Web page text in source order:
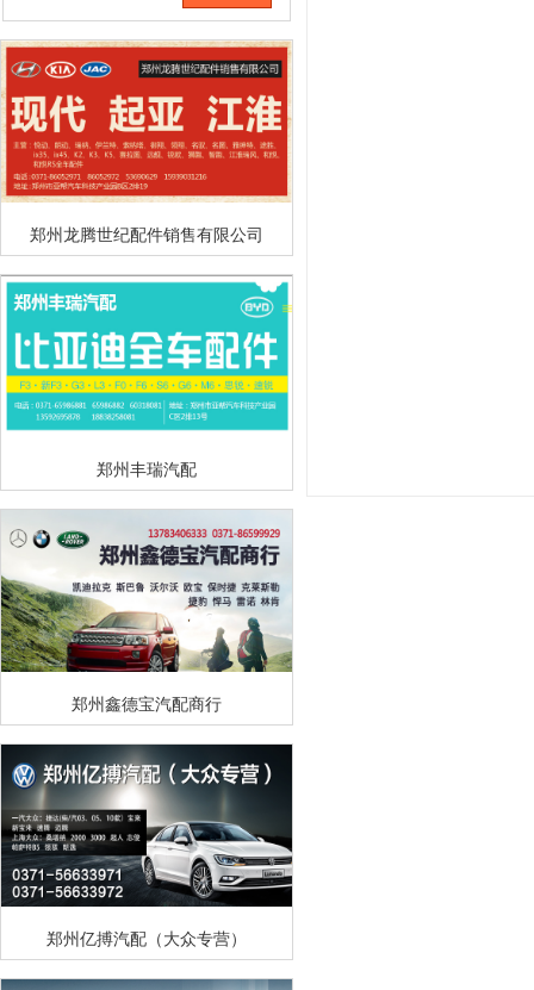
郑州龙腾世纪配件销售有限公司
郑州丰瑞汽配
郑州鑫德宝汽配商行
郑州亿搏汽配（大众专营）